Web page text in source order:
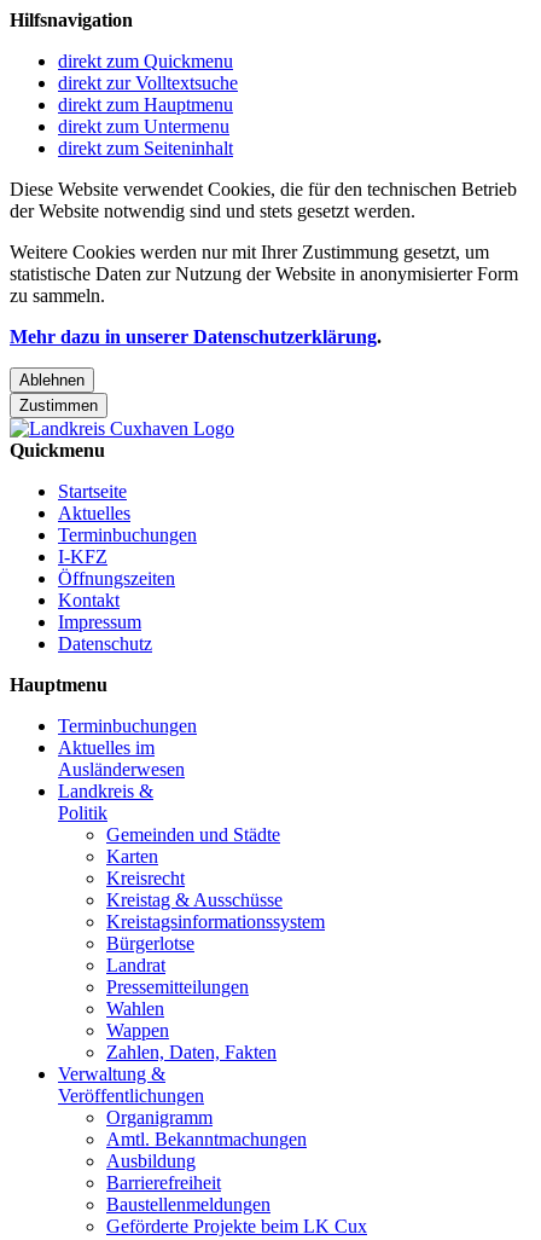
Hilfsnavigation
direkt zum Quickmenu
direkt zur Volltextsuche
direkt zum Hauptmenu
direkt zum Untermenu
direkt zum Seiteninhalt
Diese Website verwendet Cookies, die für den technischen Betrieb
der Website notwendig sind und stets gesetzt werden.
Weitere Cookies werden nur mit Ihrer Zustimmung gesetzt, um
statistische Daten zur Nutzung der Website in anonymisierter Form
zu sammeln.
Mehr dazu in unserer Datenschutzerklärung.
Ablehnen
Zustimmen
Quickmenu
Startseite
Aktuelles
Terminbuchungen
I-KFZ
Öffnungszeiten
Kontakt
Impressum
Datenschutz
Hauptmenu
Terminbuchungen
Aktuelles im
Ausländerwesen
Landkreis &
Politik
Gemeinden und Städte
Karten
Kreisrecht
Kreistag & Ausschüsse
Kreistagsinformationssystem
Bürgerlotse
Landrat
Pressemitteilungen
Wahlen
Wappen
Zahlen, Daten, Fakten
Verwaltung &
Veröffentlichungen
Organigramm
Amtl. Bekanntmachungen
Ausbildung
Barrierefreiheit
Baustellenmeldungen
Geförderte Projekte beim LK Cux